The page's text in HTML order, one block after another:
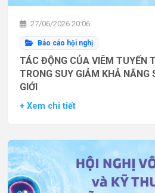
27/06/2026 20:06
Báo cáo hội nghị
TÁC ĐỘNG CỦA VIÊM TUYẾN
TRONG SUY GIẢM KHẢ NĂNG
GIỚI
+ Xem chi tiết